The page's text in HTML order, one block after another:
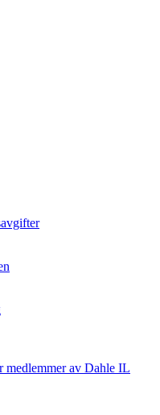
medlemmer av Dahle IL